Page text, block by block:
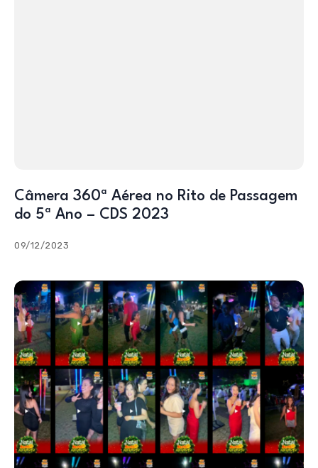
Câmera 360ª Aérea no Rito de Passagem
do 5ª Ano – CDS 2023
09/12/2023